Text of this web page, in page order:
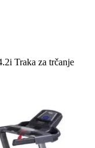
Traka za trčanje